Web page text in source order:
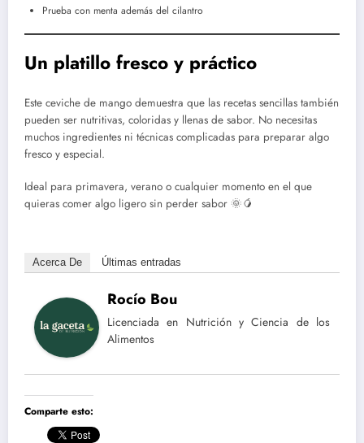
Prueba con menta además del cilantro
Un platillo fresco y práctico
Este ceviche de mango demuestra que las recetas sencillas también
pueden ser nutritivas, coloridas y llenas de sabor. No necesitas
muchos ingredientes ni técnicas complicadas para preparar algo
fresco y especial.
Ideal para primavera, verano o cualquier momento en el que
quieras comer algo ligero sin perder sabor 🌞🥭
Acerca De Últimas entradas
Rocío Bou
Licenciada en Nutrición y Ciencia de los
Alimentos
Comparte esto: